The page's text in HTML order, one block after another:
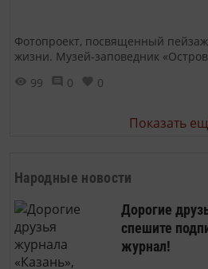
Фотопроект, посвященный
жизни. Музей-заповедник
99
0 0
Показать
Народные новости
Дорогие
спешите
журнал!